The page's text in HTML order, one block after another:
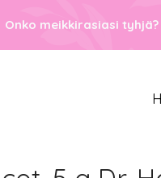
Onko meikkirasiasi tyhjä?